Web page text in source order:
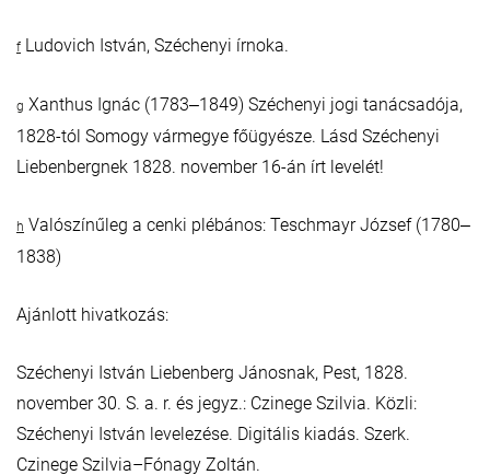
f Ludovich István, Széchenyi írnoka.
g Xanthus Ignác (1783‒1849) Széchenyi jogi tanácsadója,
1828-tól Somogy vármegye főügyésze. Lásd Széchenyi
Liebenbergnek 1828. november 16-án írt levelét!
h Valószínűleg a cenki plébános: Teschmayr József (1780‒
1838)
Ajánlott hivatkozás:
Széchenyi István Liebenberg Jánosnak, Pest, 1828.
november 30. S. a. r. és jegyz.: Czinege Szilvia. Közli:
Széchenyi István levelezése. Digitális kiadás. Szerk.
Czinege Szilvia–Fónagy Zoltán.